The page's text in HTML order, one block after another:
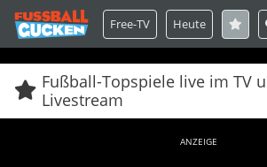
Free-TV Heute
Fußball-Topspiele live im TV
Livestream
ANZEIGE